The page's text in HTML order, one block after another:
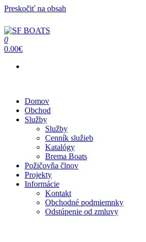
Preskočiť na obsah
SF BOATS
Predaj, oprava, servis člnov a lodí
0
0.00€
Domov
Obchod
Služby
Služby
Cenník služieb
Katalógy
Brema Boats
Požičovňa člnov
Projekty
Informácie
Kontakt
Obchodné podmiemnky
Odstúpenie od zmluvy